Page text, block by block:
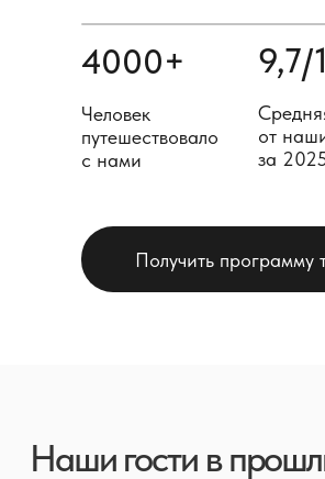
от
за
9,7/
Человек
путешествовало
с нами
4000+
Получить программу